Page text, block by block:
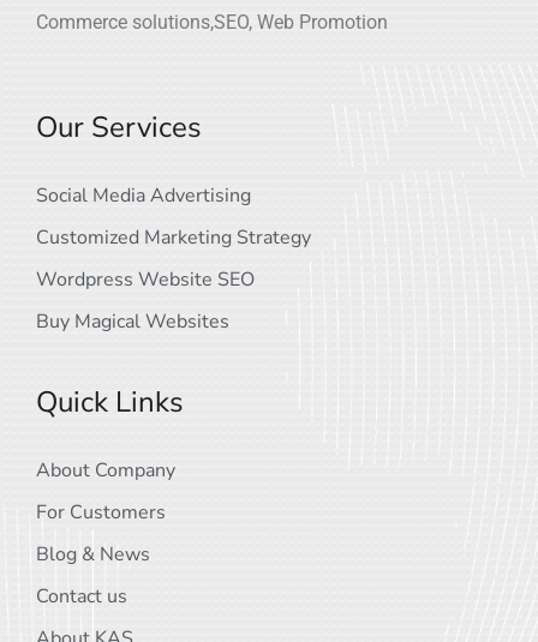
Commerce solutions,SEO, Web Promotion
Our Services
Social Media Advertising
Customized Marketing Strategy
Wordpress Website SEO
Buy Magical Websites
Quick Links
About Company
For Customers
Blog & News
Contact us